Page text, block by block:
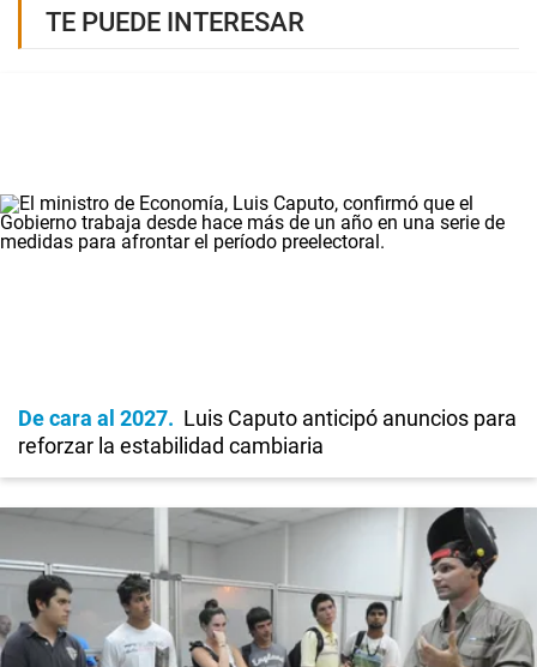
TE PUEDE INTERESAR
De cara al 2027
Luis Caputo anticipó anuncios para
reforzar la estabilidad cambiaria